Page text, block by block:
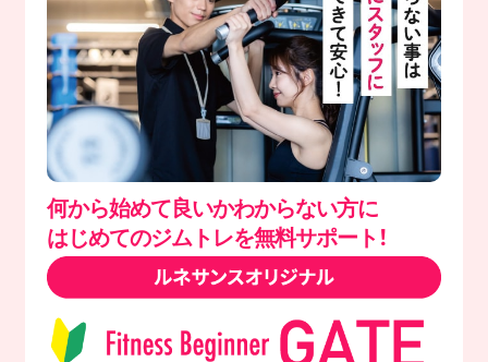
何から始めて良いかわからない方に
はじめてのジムトレを無料サポート！